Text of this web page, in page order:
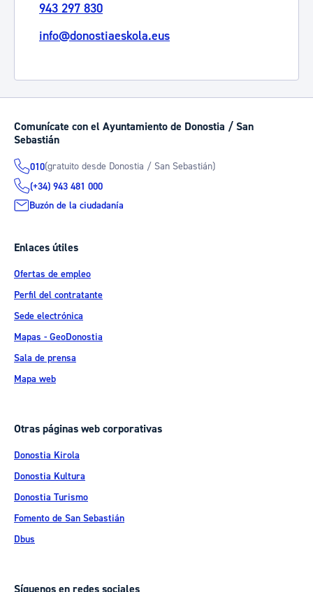
943 297 830
info@donostiaeskola.eus
Comunícate con el Ayuntamiento de Donostia / San
Sebastián
010(gratuito desde Donostia / San Sebastián)
(+34) 943 481 000
Buzón de la ciudadanía
Enlaces útiles
Ofertas de empleo
Perfil del contratante
Sede electrónica
Mapas - GeoDonostia
Sala de prensa
Mapa web
Otras páginas web corporativas
Donostia Kirola
Donostia Kultura
Donostia Turismo
Fomento de San Sebastián
Dbus
Síguenos en redes sociales